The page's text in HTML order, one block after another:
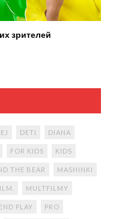
зрителей
DETI DIANA
FOR KIDS KIDS
THE BEAR MASHINKI
MULTFILMY
PLAY PRO